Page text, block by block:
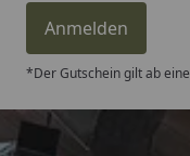
Anmelden
*Der Gutschein gilt ab